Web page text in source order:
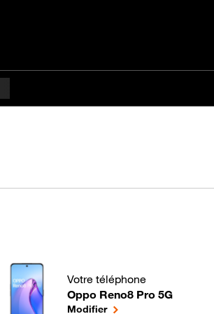
Votre téléphone
Oppo Reno8 Pro 5G
Comment gérer les
Modifierle téléphone